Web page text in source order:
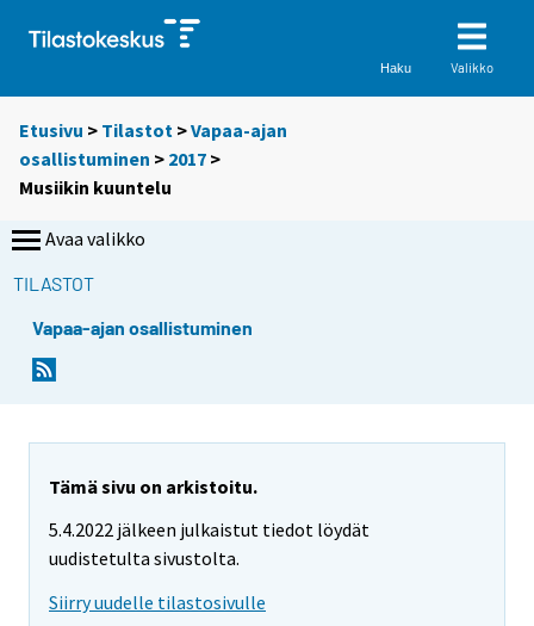
Haku Valikko
Etusivu > Tilastot >Vapaa-ajan
osallistuminen > 2017 >
Musiikin kuuntelu
Avaa valikko
TILASTOT
Vapaa-ajan osallistuminen
Tämä sivu on arkistoitu.
5.4.2022 jälkeen julkaistut tiedot löydät
uudistetulta sivustolta.
Siirry uudelle tilastosivulle